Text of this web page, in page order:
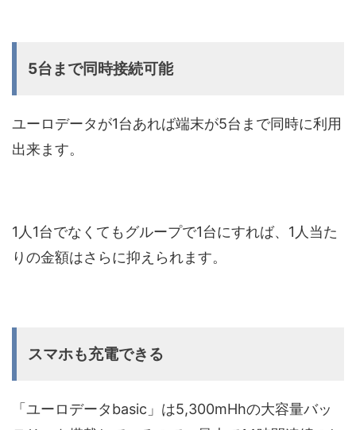
5台まで同時接続可能
ユーロデータが1台あれば端末が5台まで同時に利用
出来ます。
1人1台でなくてもグループで1台にすれば、1人当た
りの金額はさらに抑えられます。
スマホも充電できる
「ユーロデータbasic」は5,300mHhの大容量バッ